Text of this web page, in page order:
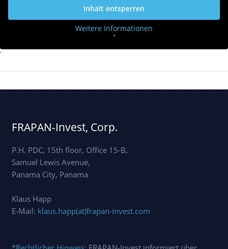
Inhalt entsperren
Weitere Informationen
'
'
FRAPAN-Invest, Corp.
P.H. PDC, 15th floor, Office 15-B,
Samuel Lewis Avenue,
Panama City, Panama
Klaus Happ
E-Mail: klaus.happ(at)frapan-invest.com